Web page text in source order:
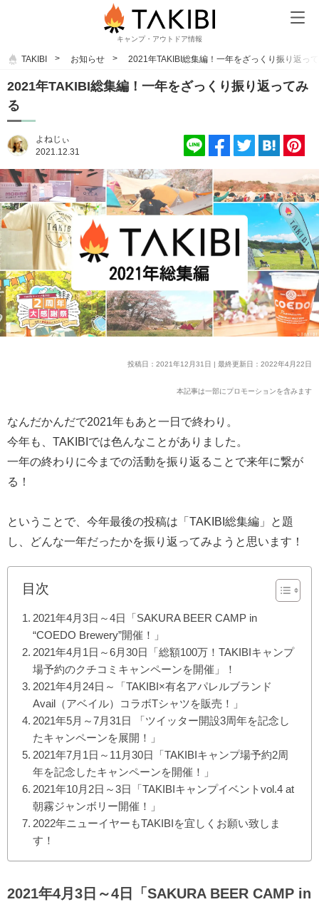
キャンプ・アウトドア情報
TAKIBI お知らせ 2021年TAKIBI総集編！一年をざっくり振り返っ
2021年TAKIBI総集編！一年をざっくり振り返ってみ
る
よねじぃ
2021.12.31
投稿日：2021年12月31日 | 最終更新日：2022年4月22日
本記事は一部にプロモーションを含みます
なんだかんだで2021年もあと一日で終わり。
今年も、TAKIBIでは色んなことがありました。
一年の終わりに今までの活動を振り返ることで来年に繋が
る！
ということで、今年最後の投稿は「TAKIBI総集編」と題
し、どんな一年だったかを振り返ってみようと思います！
目次
2021年4月3日～4日「SAKURA BEER CAMP in
“COEDO Brewery”開催！」
2021年4月1日～6月30日「総額100万！TAKIBIキャンプ
場予約のクチコミキャンペーンを開催」！
2021年4月24日～「TAKIBI×有名アパレルブランド
Avail（アベイル）コラボTシャツを販売！」
2021年5月～7月31日 「ツイッター開設3周年を記念し
たキャンペーンを展開！」
2021年7月1日～11月30日「TAKIBIキャンプ場予約2周
年を記念したキャンペーンを開催！」
2021年10月2日～3日「TAKIBIキャンプイベントvol.4 at
朝霧ジャンボリー開催！」
2022年ニューイヤーもTAKIBIを宜しくお願い致しま
す！
2021年4月3日～4日「SAKURA BEER CAMP in